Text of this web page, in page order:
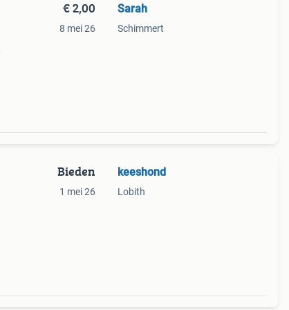
€ 2,00
8 mei 26
Sarah
Schimmert
Bieden
1 mei 26
keeshond
Lobith